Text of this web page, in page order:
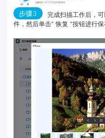
步骤3
完成扫描工作后，
件，然后单击“ 恢复 ”按钮进行保